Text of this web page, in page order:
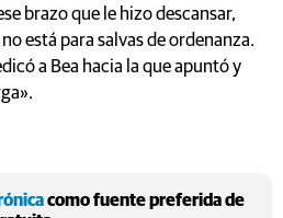
brazo que le hizo descansar,
está para salvas de ordenanza.
a Bea hacia la que apuntó y
como fuente preferida de